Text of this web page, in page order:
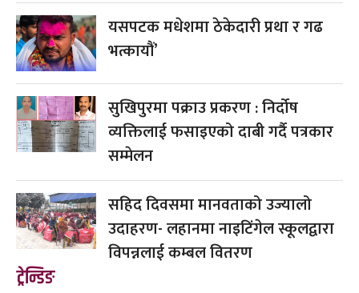
यसपटक मधेशमा ठेकेदारी प्रथा र गढ
भत्कायौं’
सुखिपुरमा पक्राउ प्रकरण : निर्दोष
व्यक्तिलाई फसाइएको दाबी गर्दै पत्रकार
सम्मेलन
सहिद दिवसमा मानवताको उज्यालो
उदाहरण- लहानमा नाइटिंगेल स्कूलद्वारा
विपन्नलाई कम्बल वितरण
ट्रेन्डिङ